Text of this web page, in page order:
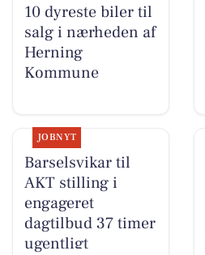
10 dyreste biler til
salg i nærheden af
Herning
Kommune
JOBNYT
Barselsvikar til
AKT stilling i
engageret
dagtilbud 37 timer
ugentligt